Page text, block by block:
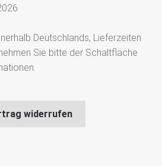
Deutschlands, Lieferzeiten
Sie bitte der Schaltfläche
widerrufen